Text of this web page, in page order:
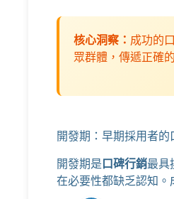
核心洞察： 成功的
眾群體，傳遞正確
開發期：早期採用者的
開發期是 口碑行銷最具
在必要性都缺乏認知。